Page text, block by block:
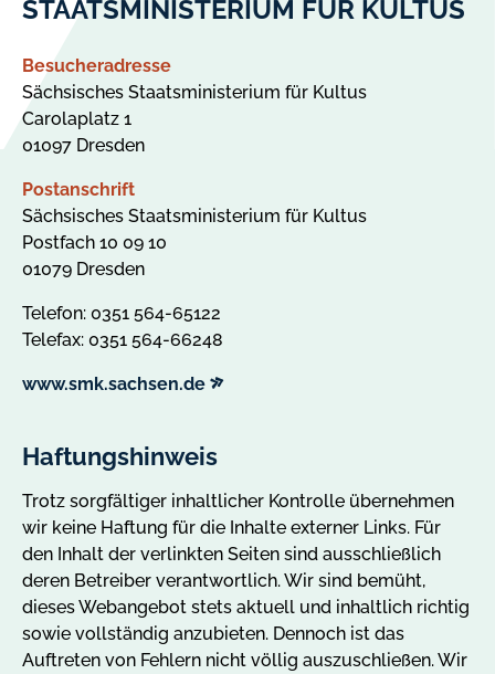
STAATSMINISTERIUM FÜR KULTUS
Besucheradresse
Sächsisches Staatsministerium für Kultus
Carolaplatz 1
01097 Dresden
Postanschrift
Sächsisches Staatsministerium für Kultus
Postfach 10 09 10
01079 Dresden
Telefon: 0351 564-65122
Telefax: 0351 564-66248
www.smk.sachsen.deexterner
Haftungshinweis
Trotz sorgfältiger inhaltlicher Kontrolle übernehmen
wir keine Haftung für die Inhalte externer Links. Für
den Inhalt der verlinkten Seiten sind ausschließlich
deren Betreiber verantwortlich. Wir sind bemüht,
dieses Webangebot stets aktuell und inhaltlich richtig
sowie vollständig anzubieten. Dennoch ist das
Auftreten von Fehlern nicht völlig auszuschließen. Wir